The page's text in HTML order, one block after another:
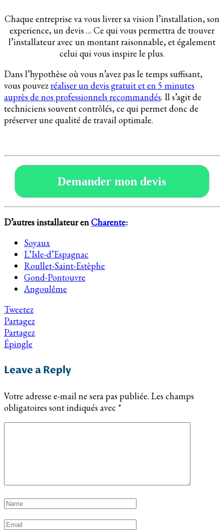
Chaque entreprise va vous livrer sa vision l’installation, son
experience, un devis … Ce qui vous permettra de trouver
l’installateur avec un montant raisonnable, et également
celui qui vous inspire le plus.
Dans l’hypothèse où vous n’avez pas le temps suffisant,
vous pouvezréaliser un devis gratuit et en 5 minutes
auprès de nos professionnels recommandés. Il s’agit de
techniciens souvent contrôlés, ce qui permet donc de
préserver une qualité de travail optimale.
Demander mon devis
D’autres installateur enCharente:
Soyaux
L’Isle-d’Espagnac
Roullet-Saint-Estèphe
Gond-Pontouvre
Angoulême
Tweetez
Partagez
Partagez
Épingle
Leave a Reply
Votre adresse e-mail ne sera pas publiée. Les champs
obligatoires sont indiqués avec *